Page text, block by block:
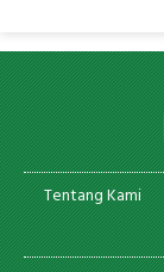
Tentang Kami